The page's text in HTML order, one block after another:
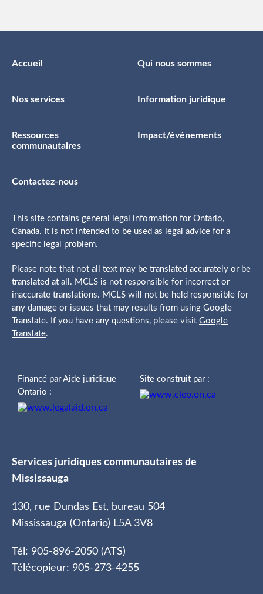
Accueil Qui nous sommes
Nos services Information juridique
Ressources
communautaires
Impact/événements
Contactez-nous
This site contains general legal information for Ontario,
Canada. It is not intended to be used as legal advice for a
specific legal problem.
Please note that not all text may be translated accurately or be
translated at all. MCLS is not responsible for incorrect or
inaccurate translations. MCLS will not be held responsible for
any damage or issues that may results from using Google
Translate. If you have any questions, please visit Google
Translate.
Financé par Aide juridique
Ontario :
Site construit par :
Services juridiques communautaires de
Mississauga
130, rue Dundas Est, bureau 504
Mississauga (Ontario) L5A 3V8
Tél: 905-896-2050 (ATS)
Télécopieur: 905-273-4255